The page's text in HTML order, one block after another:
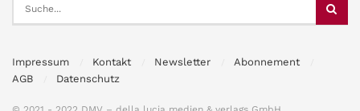
Impressum Kontakt Newsletter
Abonnement
AGB
Datenschutz